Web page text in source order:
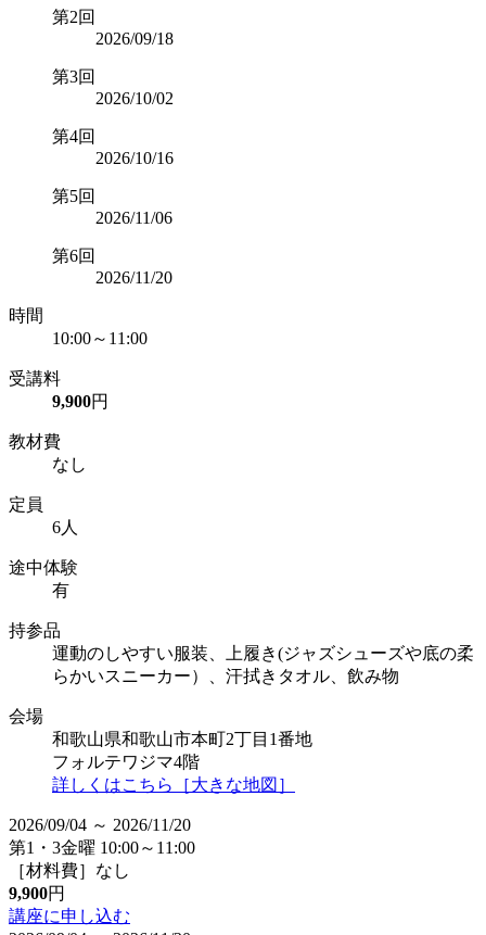
第2回
2026/09/18
第3回
2026/10/02
第4回
2026/10/16
第5回
2026/11/06
第6回
2026/11/20
時間
10:00～11:00
受講料
9,900円
教材費
なし
定員
6人
途中体験
有
持参品
運動のしやすい服装、上履き(ジャズシューズや底の柔
らかいスニーカー）、汗拭きタオル、飲み物
会場
和歌山県和歌山市本町2丁目1番地
フォルテワジマ4階
詳しくはこちら［大きな地図］
2026/09/04 ～ 2026/11/20
第1・3金曜 10:00～11:00
［材料費］なし
9,900円
講座に申し込む